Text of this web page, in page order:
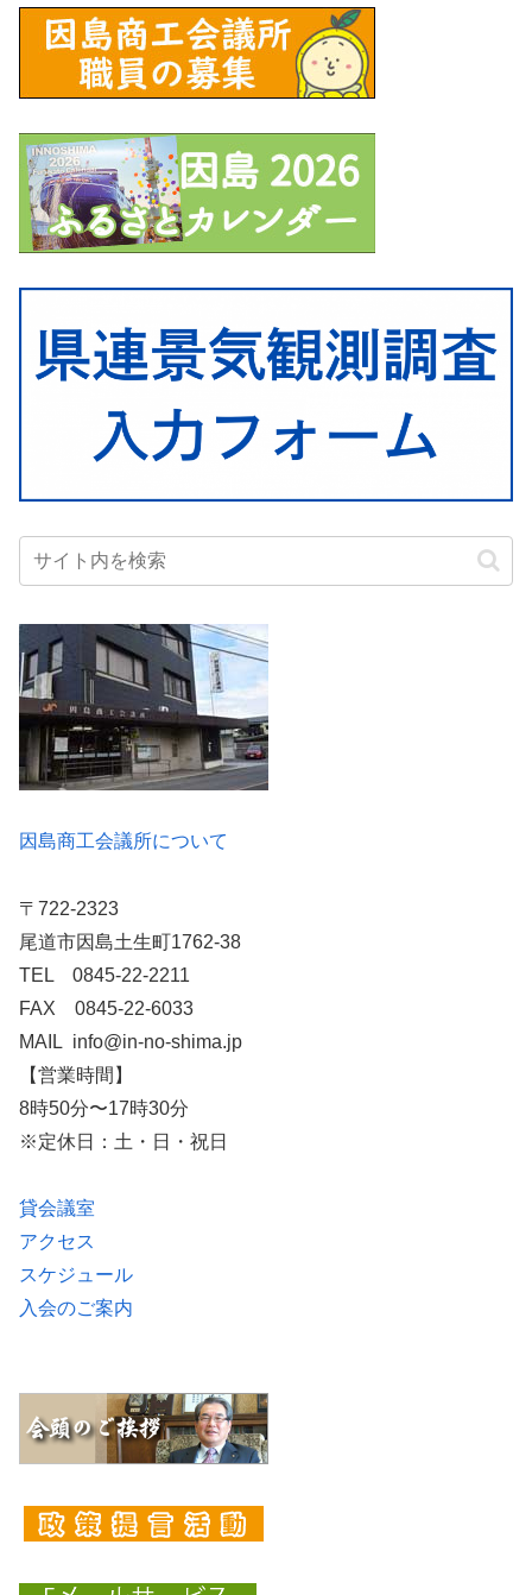
因島商工会議所について
〒722-2323
尾道市因島土生町1762-38
TEL 0845-22-2211
FAX 0845-22-6033
MAIL info@in-no-shima.jp
【営業時間】
8時50分〜17時30分
※定休日：土・日・祝日
貸会議室
アクセス
スケジュール
入会のご案内